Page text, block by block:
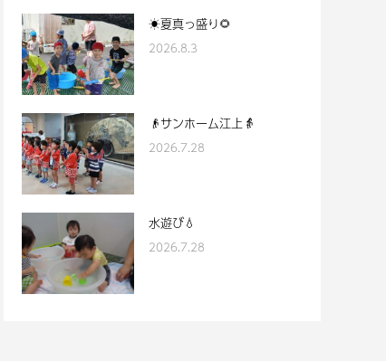
☀夏真っ盛り🌻
2026.8.3
👴サンホーム江上👵
2026.7.28
水遊び💧
2026.7.28